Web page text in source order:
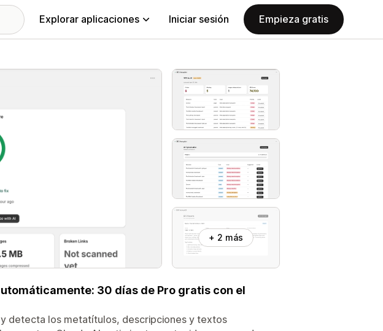
Explorar aplicaciones Iniciar sesión Empieza gratis
+ 2 más
30 días de Pro gratis con el
detecta los metatítulos, descripciones y textos